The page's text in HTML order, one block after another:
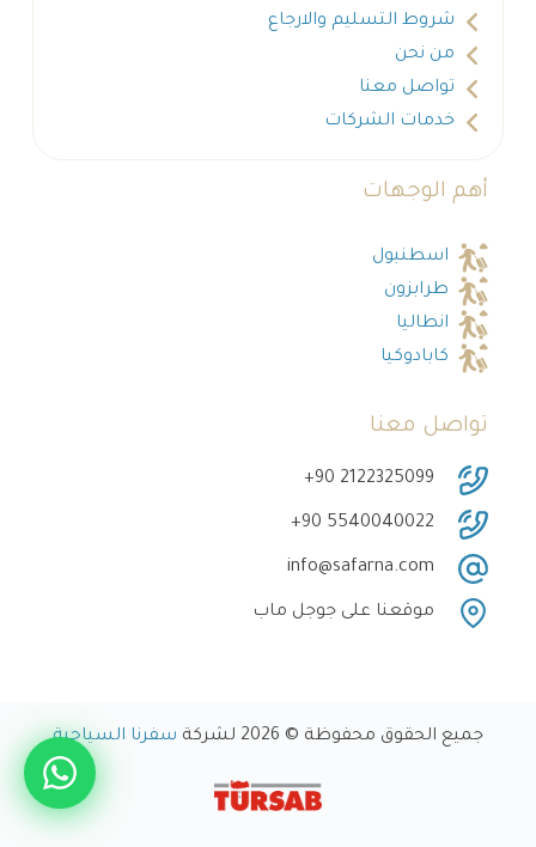
شروط التسليم والارجاع
من نحن
تواصل معنا
خدمات الشركات
أهم الوجهات
اسطنبول
طرابزون
انطاليا
كابادوكيا
تواصل معنا
‎+90 2122325099
‎+90 5540040022
info@safarna.com
موقعنا على جوجل ماب
جميع الحقوق محفوظة © 2026 لشركة سفرنا السياحية